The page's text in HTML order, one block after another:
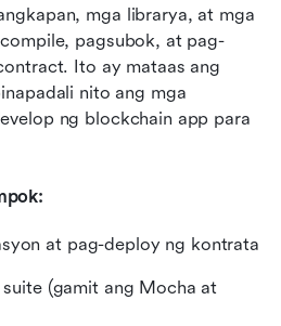
mga librarya, at mga
pagsubok, at pag-
Ito ay mataas ang
nito ang mga
ng blockchain app para
at pag-deploy ng kontrata
(gamit ang Mocha at